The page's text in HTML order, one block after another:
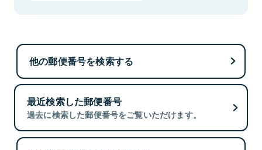
他の郵便番号を検索する
最近検索した郵便番号
過去に検索した郵便番号をご覧いただけます。